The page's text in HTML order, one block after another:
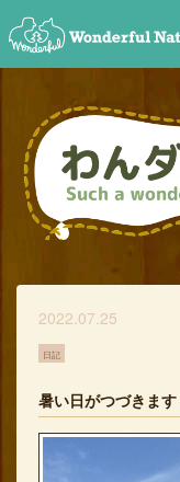
2022.07.25
日記
暑い日がつづきます